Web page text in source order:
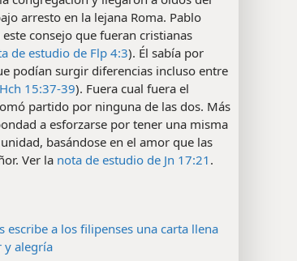
arresto en la lejana Roma. Pablo
consejo que fueran cristianas
de estudio de Flp 4:3). Él sabía por
podían surgir diferencias incluso entre
Hch 15:37-39). Fuera cual fuera el
partido por ninguna de las dos. Más
a esforzarse por tener una misma
basándose en el amor que las
Ver la nota de estudio de Jn 17:21 .
escribe a los filipenses una carta llena
y alegría